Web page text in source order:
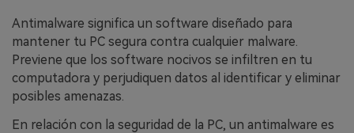
Antimalware significa un software diseñado para
mantener tu PC segura contra cualquier malware.
Previene que los software nocivos se infiltren en tu
computadora y perjudiquen datos al identificar y eliminar
posibles amenazas.
En relación con la seguridad de la PC, un antimalware es